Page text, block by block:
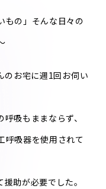
もの」そんな日々の
のお宅に週1回お伺い
吸もままならず、
呼吸器を使用されて
助が必要でした。